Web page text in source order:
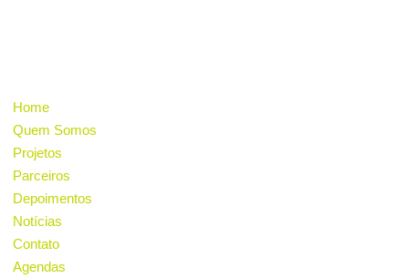
Home
Quem Somos
Projetos
Parceiros
Depoimentos
Notícias
Contato
Agendas